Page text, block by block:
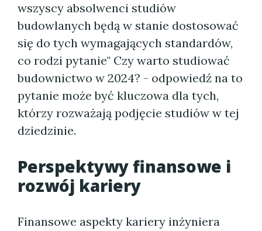
wszyscy absolwenci studiów
budowlanych będą w stanie dostosować
się do tych wymagających standardów,
co rodzi pytanie" Czy warto studiować
budownictwo w 2024? - odpowiedź na to
pytanie może być kluczowa dla tych,
którzy rozważają podjęcie studiów w tej
dziedzinie.
Perspektywy finansowe i
rozwój kariery
Finansowe aspekty kariery inżyniera